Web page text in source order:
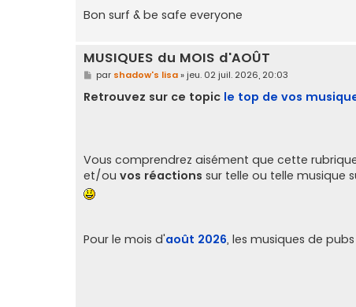
Bon surf & be safe everyone
MUSIQUES du MOIS d'AOÛT
M
e
s
s
par shadow's lisa»jeu. 02 juil. 2026, 20:03
Retrouvez sur ce topic le top de vos
Vous comprendrez aisément que cette
et/ou vos réactions sur telle ou telle musique
Pour le mois d'août 2026, les musiques de